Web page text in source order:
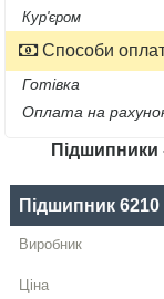
Кур'єром
Способи
Готівка
Оплата на
Підшипники
Назва
Виробник
Радіальний
Підшипник 6210